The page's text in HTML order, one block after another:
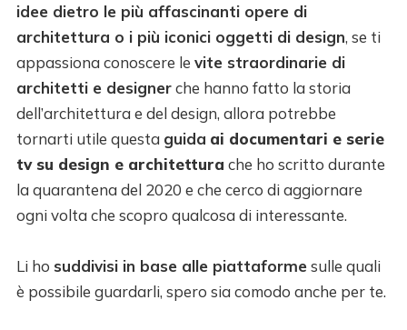
idee dietro le più affascinanti opere di
architettura o i più iconici oggetti di design, se ti
appassiona conoscere le vite straordinarie di
architetti e designerche hanno fatto la storia
dell’architettura e del design, allora potrebbe
tornarti utile questa guida ai documentari e serie
tv su design e architettura che ho scritto durante
la quarantena del 2020 e che cerco di aggiornare
ogni volta che scopro qualcosa di interessante.
Li ho suddivisi in base alle piattaformesulle quali
è possibile guardarli, spero sia comodo anche per te.